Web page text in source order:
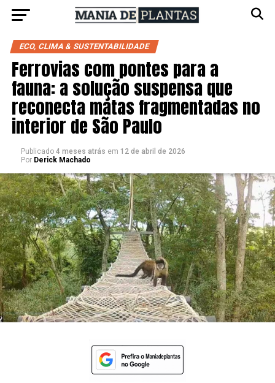
ECO, CLIMA & SUSTENTABILIDADE
Ferrovias com pontes para a
fauna: a solução suspensa que
reconecta matas fragmentadas no
interior de São Paulo
Publicado 4 meses atrás em 12 de abril de 2026
Por Derick Machado